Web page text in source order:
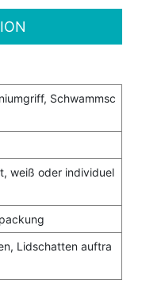
Schwammsc
weiß oder individuel
Lidschatten auftra